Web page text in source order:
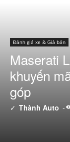
Đánh giá xe & Giá bán
Maserati
khuyến
góp
✓ Thành Auto -